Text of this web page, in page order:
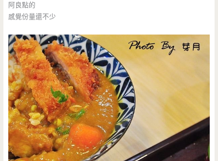
阿良點的
感覺份量還不少